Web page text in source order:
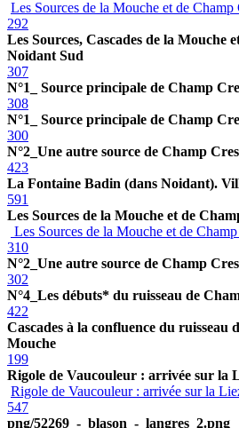
Les Sources de la Mouche et de Champ
292
Les Sources, Cascades de la Mouche
Noidant Sud
307
N°1_ Source principale de Champ
308
N°1_ Source principale de Champ
300
N°2_Une autre source de Champ
423
La Fontaine Badin (dans Noidant).
591
Les Sources de la Mouche et de
Les Sources de la Mouche et de Champ
310
N°2_Une autre source de Champ
302
N°4_Les débuts* du ruisseau de
422
Cascades à la confluence du ruisseau
Mouche
199
Rigole de Vaucouleur : arrivée sur la
Rigole de Vaucouleur : arrivée sur la
547
png/52269_-_blason_-_langres_2.png